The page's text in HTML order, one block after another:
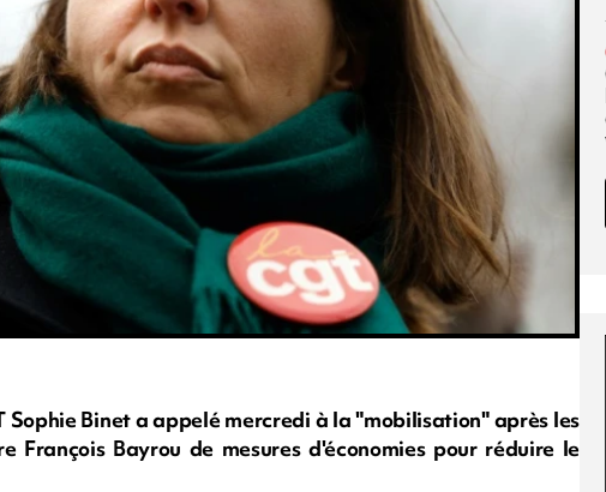
Sophie Binet a appelé mercredi à la "mobilisation" après les
François Bayrou de mesures d'économies pour réduire le